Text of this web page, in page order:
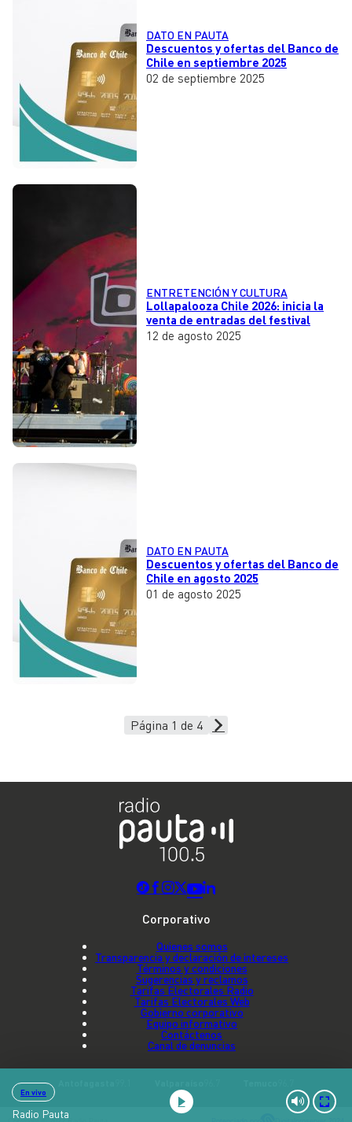
DATO EN PAUTA
Descuentos y ofertas del Banco de
Chile en septiembre 2025
02 de septiembre 2025
ENTRETENCIÓN Y CULTURA
Lollapalooza Chile 2026: inicia la
venta de entradas del festival
12 de agosto 2025
DATO EN PAUTA
Descuentos y ofertas del Banco de
Chile en agosto 2025
01 de agosto 2025
Página 1 de 4
En vivo
Radio Pauta
Corporativo
Quienes somos
Transparencia y declaración de intereses
Términos y condiciones
Sugerencias y reclamos
Tarifas Electorales Radio
Tarifas Electorales Web
Gobierno corporativo
Equipo informativo
Contáctenos
Canal de denuncias